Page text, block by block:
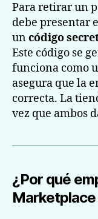
Para retirar un
debe presentar
uncódigo
Este código se
funciona como
asegura que la
correcta. La
vez que ambos
¿Por qué